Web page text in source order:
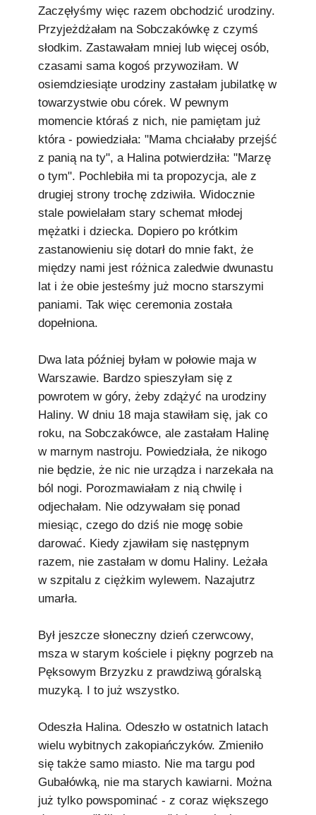
Zaczęłyśmy więc razem obchodzić urodziny.
Przyjeżdżałam na Sobczakówkę z czymś
słodkim. Zastawałam mniej lub więcej osób,
czasami sama kogoś przywoziłam. W
osiemdziesiąte urodziny zastałam jubilatkę w
towarzystwie obu córek. W pewnym
momencie któraś z nich, nie pamiętam już
która - powiedziała: "Mama chciałaby przejść
z panią na ty", a Halina potwierdziła: "Marzę
o tym". Pochlebiła mi ta propozycja, ale z
drugiej strony trochę zdziwiła. Widocznie
stale powielałam stary schemat młodej
mężatki i dziecka. Dopiero po krótkim
zastanowieniu się dotarł do mnie fakt, że
między nami jest różnica zaledwie dwunastu
lat i że obie jesteśmy już mocno starszymi
paniami. Tak więc ceremonia została
dopełniona.
Dwa lata później byłam w połowie maja w
Warszawie. Bardzo spieszyłam się z
powrotem w góry, żeby zdążyć na urodziny
Haliny. W dniu 18 maja stawiłam się, jak co
roku, na Sobczakówce, ale zastałam Halinę
w marnym nastroju. Powiedziała, że nikogo
nie będzie, że nic nie urządza i narzekała na
ból nogi. Porozmawiałam z nią chwilę i
odjechałam. Nie odzywałam się ponad
miesiąc, czego do dziś nie mogę sobie
darować. Kiedy zjawiłam się następnym
razem, nie zastałam w domu Haliny. Leżała
w szpitalu z ciężkim wylewem. Nazajutrz
umarła.
Był jeszcze słoneczny dzień czerwcowy,
msza w starym kościele i piękny pogrzeb na
Pęksowym Brzyzku z prawdziwą góralską
muzyką. I to już wszystko.
Odeszła Halina. Odeszło w ostatnich latach
wielu wybitnych zakopiańczyków. Zmieniło
się także samo miasto. Nie ma targu pod
Gubałówką, nie ma starych kawiarni. Można
już tylko powspominać - z coraz większego